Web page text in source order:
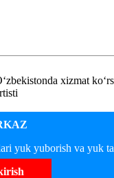
xizmat
yuk yuborish va yuk